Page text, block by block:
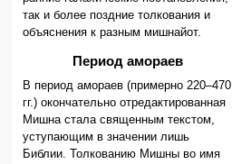
так и более поздние толкования и
объяснения к разным мишнайот.
Период амораев
В период амораев (примерно 220–470
гг.) окончательно отредактированная
Мишна стала священным текстом,
уступающим в значении лишь
Библии. Толкованию Мишны во имя